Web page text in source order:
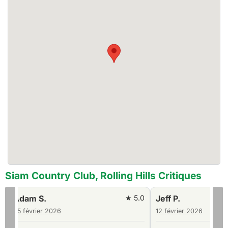
Siam Country Club, Rolling Hills Critiques
Adam S.
25 février 2026
★ 5.0 Jeff P.
12 février 2026